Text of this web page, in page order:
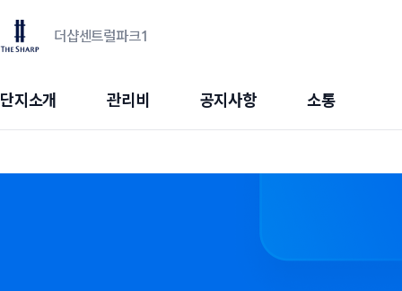
더샵센트럴파크1
단지소개 관리비 공지사항 소통